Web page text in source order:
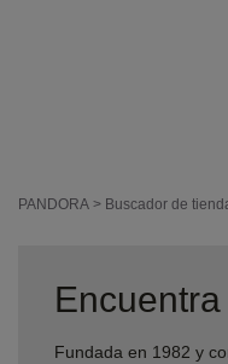
PANDORA > Buscador de
Fundada en 1982 y